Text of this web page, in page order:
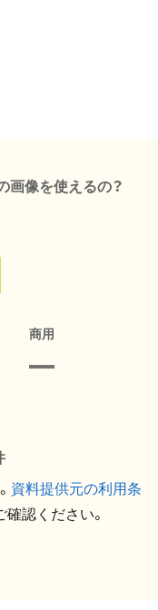
画像を使えるの？
商用
資料提供元の利用条
確認ください。